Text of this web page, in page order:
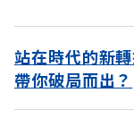
站在時代的新
帶你破局而出？